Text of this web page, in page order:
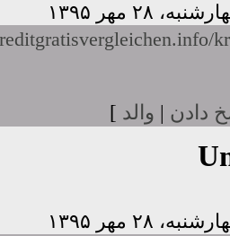
دادن | والد ]